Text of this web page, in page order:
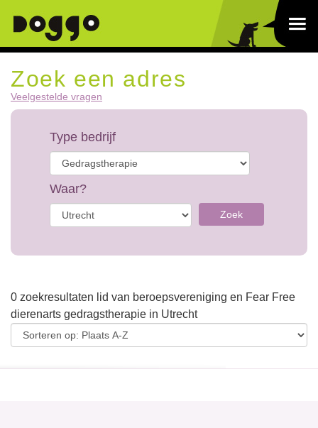
Zoek een adres
Veelgestelde vragen
Type bedrijf
Waar?
Zoek
0 zoekresultaten lid van beroepsvereniging en Fear Free
dierenarts gedragstherapie in Utrecht